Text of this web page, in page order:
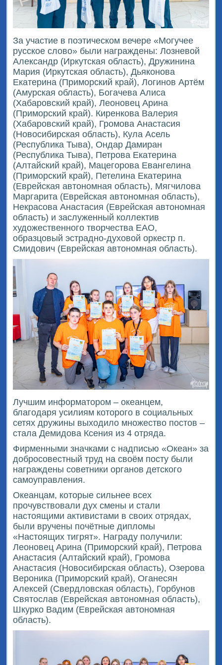
За участие в поэтическом вечере «Могучее
русское слово» были награждены: Лозневой
Александр (Иркутская область), Дружинина
Мария (Иркутская область), Дьяконова
Екатерина (Приморский край), Логинов Артём
(Амурская область), Богачева Алиса
(Хабаровский край), Леоновец Арина
(Приморский край). Киренкова Валерия
(Хабаровский край), Громова Анастасия
(Новосибирская область), Кула Асель
(Республика Тыва), Ондар Дамиран
(Республика Тыва), Петрова Екатерина
(Алтайский край), Мацегорова Евангелина
(Приморский край), Петелина Екатерина
(Еврейская автономная область), Мягчилова
Маргарита (Еврейская автономная область),
Некрасова Анастасия (Еврейская автономная
область) и заслуженный коллектив
художественного творчества ЕАО,
образцовый эстрадно-духовой оркестр п.
Смидович (Еврейская автономная область).
Лучшим информатором – океанцем,
благодаря усилиям которого в социальных
сетях дружины выходило множество постов –
стала Демидова Ксения из 4 отряда.
Фирменными значками с надписью «Океан» за
добросовестный труд на своём посту были
награждены советники органов детского
самоуправления.
Океанцам, которые сильнее всех
прочувствовали дух смены и стали
настоящими активистами в своих отрядах,
были вручены почётные дипломы
«Настоящих тигрят». Награду получили:
Леоновец Арина (Приморский край), Петрова
Анастасия (Алтайский край), Громова
Анастасия (Новосибирская область), Озерова
Вероника (Приморский край), Оганесян
Алексей (Свердловская область), Горбунов
Святослав (Еврейская автономная область),
Шкурко Вадим (Еврейская автономная
область).